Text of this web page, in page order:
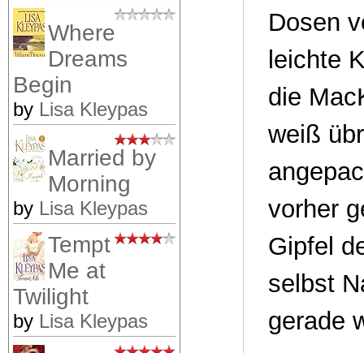
Where
Dreams
Begin
by Lisa Kleypas
Married by
Morning
by Lisa Kleypas
Tempt
Me at
Twilight
by Lisa Kleypas
Dosen
leichte
die
weiß
vorher
Gipfel
selbst
gerade